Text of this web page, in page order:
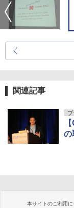
関連記事
の
本サイトのご利用に